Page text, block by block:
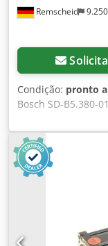
Remscheid
Condição: pronto
Bosch SD-B5.380-
SN:545000096,
funcional, escopo
consulte
envio! ATENÇÃO:
transporte